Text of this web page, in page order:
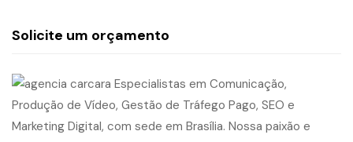
Solicite um orçamento